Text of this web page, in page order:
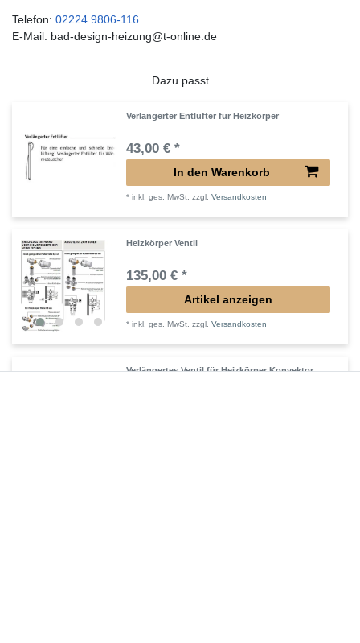
Telefon: 02224 9806-116
E-Mail: bad-design-heizung@t-online.de
Dazu passt
Verlängerter Entlüfter für Heizkörper
43,00 € *
In den Warenkorb
*inkl. ges. MwSt. zzgl.Versandkosten
Heizkörper Ventil
135,00 € *
Artikel anzeigen
*inkl. ges. MwSt. zzgl.Versandkosten
Verlängertes Ventil für Heizkörper Konvektor